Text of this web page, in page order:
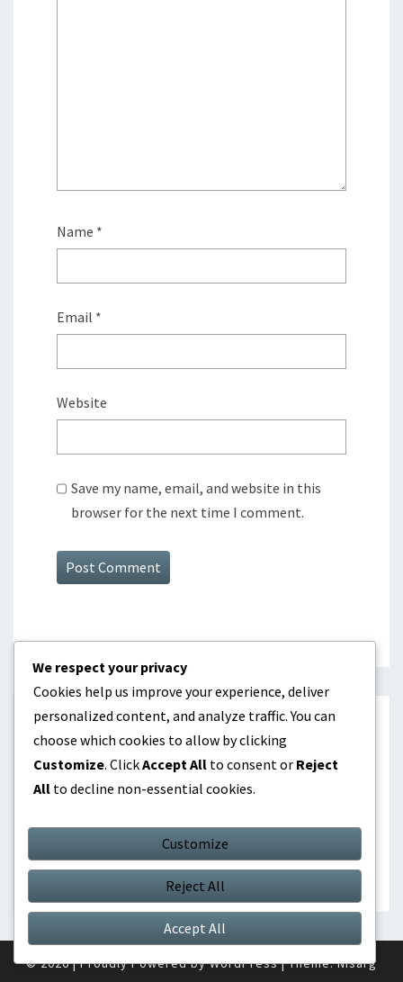
Name *
Email *
Website
Save my name, email, and website in this
browser for the next time I comment.
KATEGORIER
Internationella prestationer
Spelarbiografier
© 2026|Proudly Powered byWordPress |Theme:Nisarg
We respect your privacy
Cookies help us improve your experience, deliver
personalized content, and analyze traffic. You can
choose which cookies to allow by clicking
Customize. ClickAccept All to consent or Reject
All to decline non-essential cookies.
Customize
Reject All
Accept All